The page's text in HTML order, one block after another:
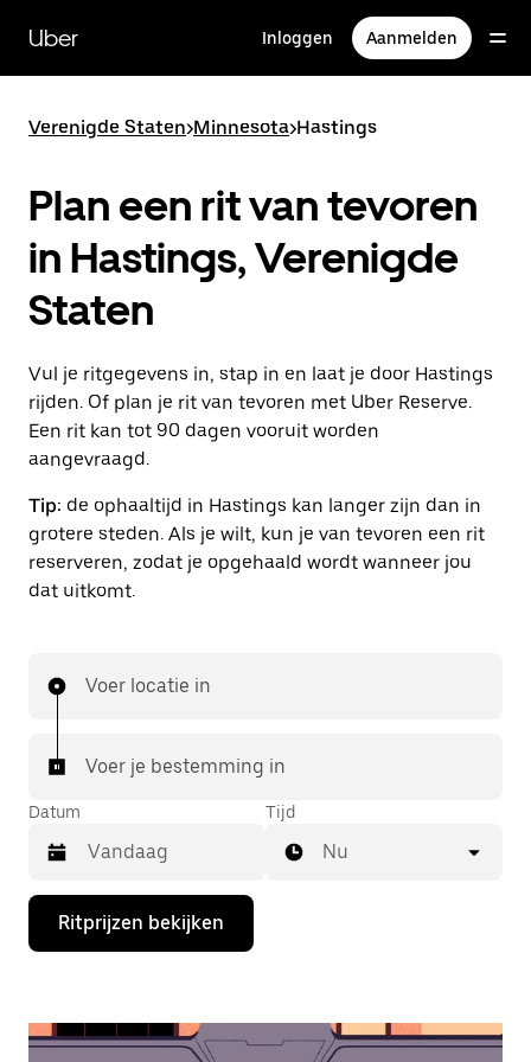
naar
hoofdinhoud
Uber Inloggen Aanmelden
Verenigde Staten>Minnesota>Hastings
Plan een rit van tevoren
in Hastings, Verenigde
Staten
Vul je ritgegevens in, stap in en laat je door Hastings
rijden. Of plan je rit van tevoren met Uber Reserve.
Een rit kan tot 90 dagen vooruit worden
aangevraagd.
Tip: de ophaaltijd in Hastings kan langer zijn dan in
grotere steden. Als je wilt, kun je van tevoren een rit
reserveren, zodat je opgehaald wordt wanneer jou
dat uitkomt.
Voer locatie in
Voer je bestemming in
Datum
Druk
de
de
Tijd
Nu
Ritprijzen bekijken